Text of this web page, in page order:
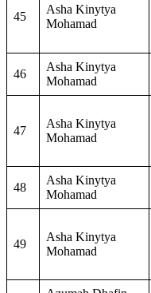
45
Asha Kinytya
Mohamad
46
Asha Kinytya
Mohamad
47
Asha Kinytya
Mohamad
48
Asha Kinytya
Mohamad
49
Asha Kinytya
Mohamad